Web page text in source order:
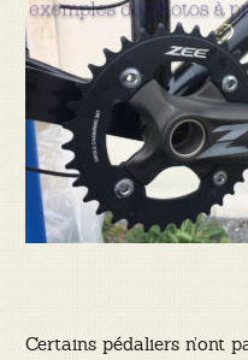
Certains pédaliers n’ont